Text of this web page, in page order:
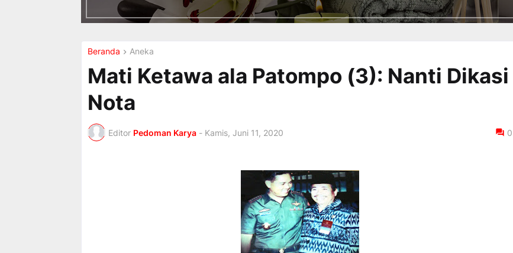
Beranda Aneka
Mati Ketawa ala Patompo (3): Nanti Dikasi
Nota
Editor Pedoman Karya - Kamis, Juni 11, 2020 0